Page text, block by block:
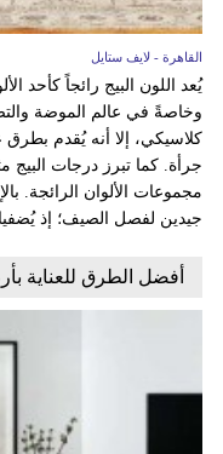
القاهرة - لايف ستايل
وخاصةً في عالم الموضة
كلاسيكي، إلا أنه يُقدم بطرق
جرأة. كما تبرز درجات
مجموعات الألوان الرائجة.
جيدين لفصل الصيف؛ إذ
أفضل الطرق للعناية